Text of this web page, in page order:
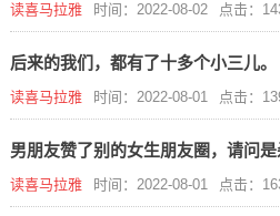
读喜马拉雅 时间：2022-08-02 点击：
后来的我们，都有了十多个小三儿。
读喜马拉雅 时间：2022-08-01 点击：
男朋友赞了别的女生朋友圈，请问是
读喜马拉雅 时间：2022-08-01 点击：